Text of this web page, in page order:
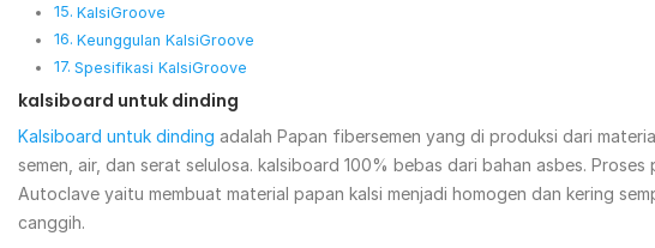
KalsiGroove
Keunggulan KalsiGroove
Spesifikasi KalsiGroove
kalsiboard untuk dinding
Kalsiboard untuk dinding adalah Papan fibersemen yang di produksi dari
semen, air, dan serat selulosa. kalsiboard 100% bebas dari bahan asbes.
Autoclave yaitu membuat material papan kalsi menjadi homogen dan kering
canggih.